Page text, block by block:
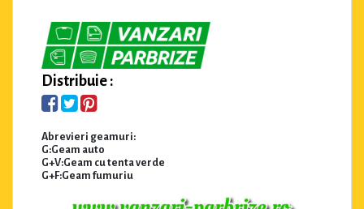
Distribuie :
Abrevieri geamuri:
G:Geam auto
G+V:Geam cu tenta verde
G+F:Geam fumuriu